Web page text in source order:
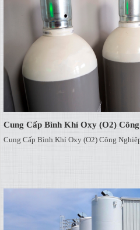
Cung Cấp Bình Khí Oxy (O2)
Cung Cấp Bình Khí Oxy (O2) Công